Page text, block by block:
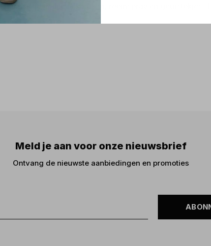
exclusieve collectie kaarsen, roomspray en geurstokjes.
Meld je aan voor onze nieuwsbrief
Ontvang de nieuwste aanbiedingen en promoties